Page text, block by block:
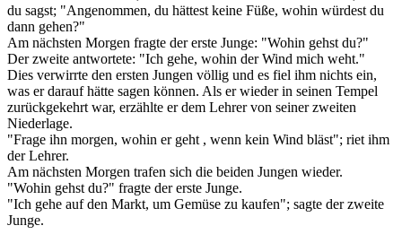
du sagst; "Angenommen, du hättest keine Füße, wohin würdest du
dann gehen?"
Am nächsten Morgen fragte der erste Junge: "Wohin gehst du?"
Der zweite antwortete: "Ich gehe, wohin der Wind mich weht."
Dies verwirrte den ersten Jungen völlig und es fiel ihm nichts ein,
was er darauf hätte sagen können. Als er wieder in seinen Tempel
zurückgekehrt war, erzählte er dem Lehrer von seiner zweiten
Niederlage.
"Frage ihn morgen, wohin er geht , wenn kein Wind bläst"; riet ihm
der Lehrer.
Am nächsten Morgen trafen sich die beiden Jungen wieder.
"Wohin gehst du?" fragte der erste Junge.
"Ich gehe auf den Markt, um Gemüse zu kaufen"; sagte der zweite
Junge.